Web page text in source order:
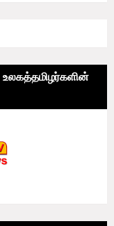
உலகத்தமிழர்களின்